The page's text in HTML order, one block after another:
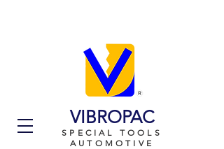
VIBROPAC
SPECIAL TOOLS
AUTOMOTIVE